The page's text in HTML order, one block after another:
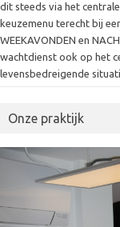
dit steeds via het
keuzemenu terecht bij
WEEKAVONDEN en
wachtdienst ook op het
levensbedreigende
Onze praktijk